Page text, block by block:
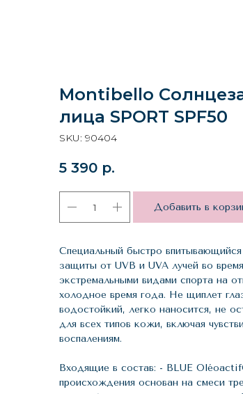
Montibello
лица SPORT SPF50
SKU: 90404
5 390 р.
Добавить в
Специальный быстро
защиты от UVB и UVA лучей во
экстремальными видами спорта на
холодное время года. Не щиплет
водостойкий, легко наносится, не
для всех типов кожи, включая
воспалениям.
Входящие в состав: - BLUE
происхождения основан на смеси